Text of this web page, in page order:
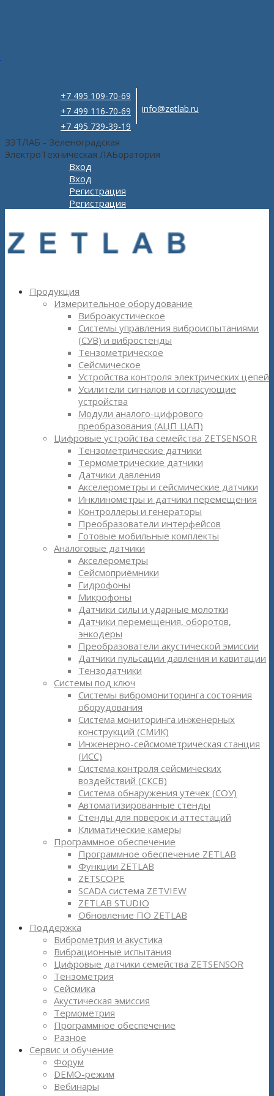
+7 495 109-70-69
+7 499 116-70-69
+7 495 739-39-19
info@zetlab.ru
ЗЭТЛАБ - Зеленоградская
ЭлектроТехническая ЛАБоратория
Вход
Вход
Регистрация
Регистрация
Продукция
Измерительное оборудование
Виброакустическое
Системы управления виброиспытаниями
(СУВ) и вибростенды
Тензометрическое
Сейсмическое
Устройства контроля электрических цепей
Усилители сигналов и согласующие
устройства
Модули аналого-цифрового
преобразования (АЦП ЦАП)
Цифровые устройства семейства ZETSENSOR
Тензометрические датчики
Термометрические датчики
Датчики давления
Акселерометры и сейсмические датчики
Инклинометры и датчики перемещения
Контроллеры и генераторы
Преобразователи интерфейсов
Готовые мобильные комплекты
Аналоговые датчики
Акселерометры
Сейсмоприёмники
Гидрофоны
Микрофоны
Датчики силы и ударные молотки
Датчики перемещения, оборотов,
энкодеры
Преобразователи акустической эмиссии
Датчики пульсации давления и кавитации
Тензодатчики
Системы под ключ
Системы вибромониторинга состояния
оборудования
Система мониторинга инженерных
конструкций (СМИК)
Инженерно-сейсмометрическая станция
(ИСС)
Система контроля сейсмических
воздействий (СКСВ)
Система обнаружения утечек (СОУ)
Автоматизированные стенды
Стенды для поверок и аттестаций
Климатические камеры
Программное обеспечение
Программное обеспечение ZETLAB
Функции ZETLAB
ZETSCOPE
SCADA система ZETVIEW
ZETLAB STUDIO
Обновление ПО ZETLAB
Поддержка
Виброметрия и акустика
Вибрационные испытания
Цифровые датчики семейства ZETSENSOR
Тензометрия
Сейсмика
Акустическая эмиссия
Термометрия
Программное обеспечение
Разное
Сервис и обучение
Форум
DEMO-режим
Вебинары